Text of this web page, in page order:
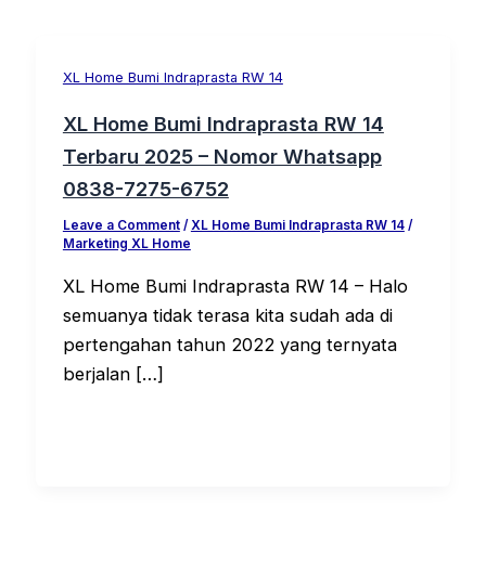
XL Home Bumi Indraprasta RW 14
XL Home Bumi Indraprasta RW 14
Terbaru 2025 – Nomor Whatsapp
0838-7275-6752
Leave a Comment / XL Home Bumi Indraprasta RW 14/
Marketing XL Home
XL Home Bumi Indraprasta RW 14 – Halo
semuanya tidak terasa kita sudah ada di
pertengahan tahun 2022 yang ternyata
berjalan […]